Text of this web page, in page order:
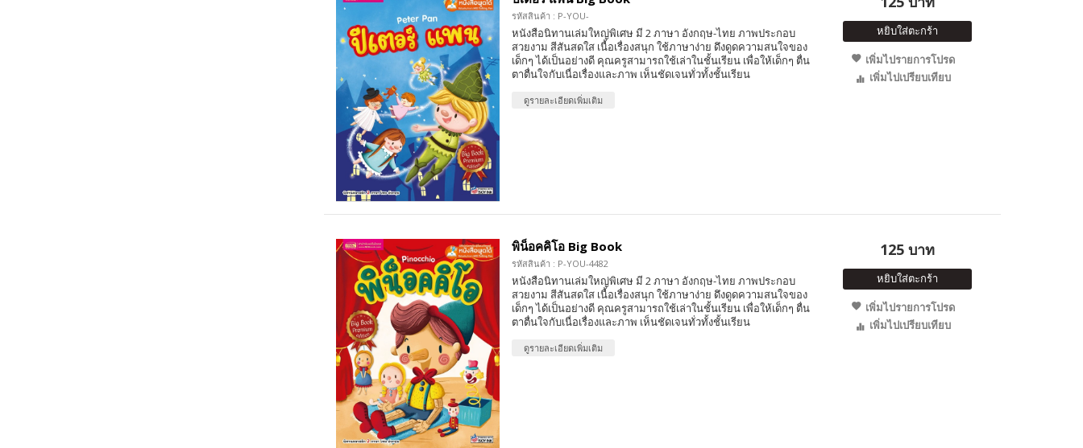
รหัสสินค้า : P-YOU-
หนังสือนิทานเล่มใหญ่พิเศษ มี 2 ภาษา อังกฤษ-ไทย ภาพประกอบ
สวยงาม สีสันสดใส เนื้อเรื่องสนุก ใช้ภาษาง่าย ดึงดูดความสนใจของ
เด็กๆ ได้เป็นอย่างดี คุณครูสามารถใช้เล่าในชั้นเรียน เพื่อให้เด็กๆ ตื่น
ตาตื่นใจกับเนื่อเรื่องและภาพ เห็นชัดเจนทั่วทั้งชั้นเรียน
ดูรายละเอียดเพิ่มเติม
หยิบใส่ตะกร้า
เพิ่มไปรายการโปรด
เพิ่มไปเปรียบเทียบ
พิน็อคคิโอ Big Book
รหัสสินค้า : P-YOU-4482
หนังสือนิทานเล่มใหญ่พิเศษ มี 2 ภาษา อังกฤษ-ไทย ภาพประกอบ
สวยงาม สีสันสดใส เนื้อเรื่องสนุก ใช้ภาษาง่าย ดึงดูดความสนใจของ
เด็กๆ ได้เป็นอย่างดี คุณครูสามารถใช้เล่าในชั้นเรียน เพื่อให้เด็กๆ ตื่น
ตาตื่นใจกับเนื่อเรื่องและภาพ เห็นชัดเจนทั่วทั้งชั้นเรียน
ดูรายละเอียดเพิ่มเติม
125 บาท
หยิบใส่ตะกร้า
เพิ่มไปรายการโปรด
เพิ่มไปเปรียบเทียบ